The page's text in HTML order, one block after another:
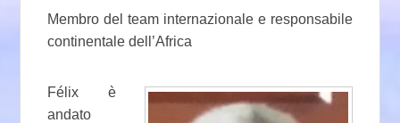
Membro del team internazionale e responsabile
continentale dell’Africa
Félix è
andato